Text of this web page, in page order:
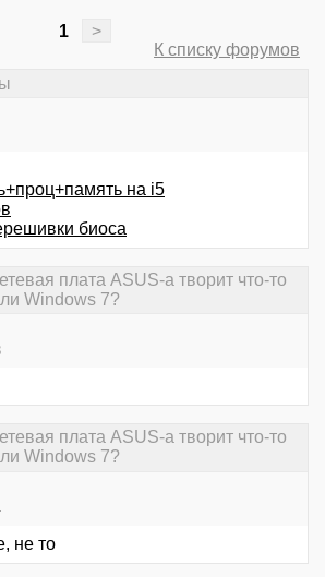
1
>
К списку форумов
на i5
биоса
плата ASUS-а творит что-то
Windows 7?
плата ASUS-а творит что-то
Windows 7?
не то